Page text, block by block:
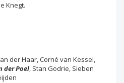
Knegt.
der Haar, Corné van Kessel,
der Poel, Stan Godrie, Sieben